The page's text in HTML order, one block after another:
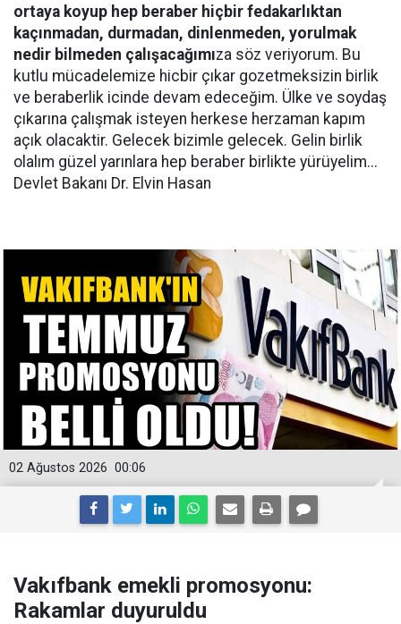
ortaya koyup hep beraber hiçbir fedakarlıktan
kaçınmadan, durmadan, dinlenmeden, yorulmak
nedir bilmeden çalışacağımıza söz veriyorum. Bu
kutlu mücadelemize hicbir çıkar gozetmeksizin birlik
ve beraberlik icinde devam edeceğim. Ülke ve soydaş
çıkarına çalışmak isteyen herkese herzaman kapım
açık olacaktir. Gelecek bizimle gelecek. Gelin birlik
olalım güzel yarınlara hep beraber birlikte yürüyelim...
Devlet Bakanı Dr. Elvin Hasan
00:06
02 Ağustos 2026
Vakıfbank emekli promosyonu:
Rakamlar duyuruldu